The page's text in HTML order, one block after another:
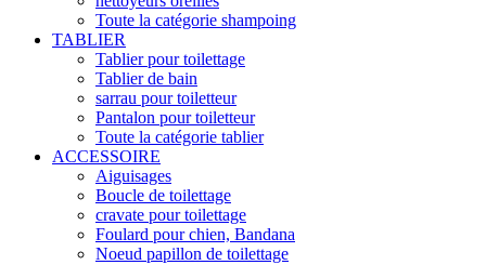
Toute la catégorie shampoing
TABLIER
Tablier pour toilettage
Tablier de bain
sarrau pour toiletteur
Pantalon pour toiletteur
Toute la catégorie tablier
ACCESSOIRE
Aiguisages
Boucle de toilettage
cravate pour toilettage
Foulard pour chien, Bandana
Noeud papillon de toilettage